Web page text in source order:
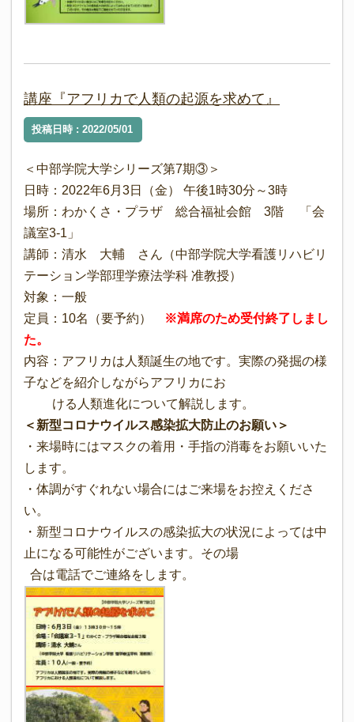
講座『アフリカで人類の起源を求めて』
投稿日時 : 2022/05/01
＜中部学院大学シリーズ第7期③＞
日時：2022年6月3日（金） 午後1時30分～3時
場所：わかくさ・プラザ 総合福祉会館 3階 「会
議室3-1」
講師：清水 大輔 さん（中部学院大学看護リハビリ
テーション学部理学療法学科 准教授）
対象：一般
定員：10名（要予約）
※満席のため受付終了しまし
た。
内容：アフリカは人類誕生の地です。実際の発掘の様
子などを紹介しながらアフリカにお
ける人類進化について解説します。
＜新型コロナウイルス感染拡大防止のお願い＞
・来場時にはマスクの着用・手指の消毒をお願いいた
します。
・体調がすぐれない場合にはご来場をお控えくださ
い。
・新型コロナウイルスの感染拡大の状況によっては中
止になる可能性がございます。その場
合は電話でご連絡をします。